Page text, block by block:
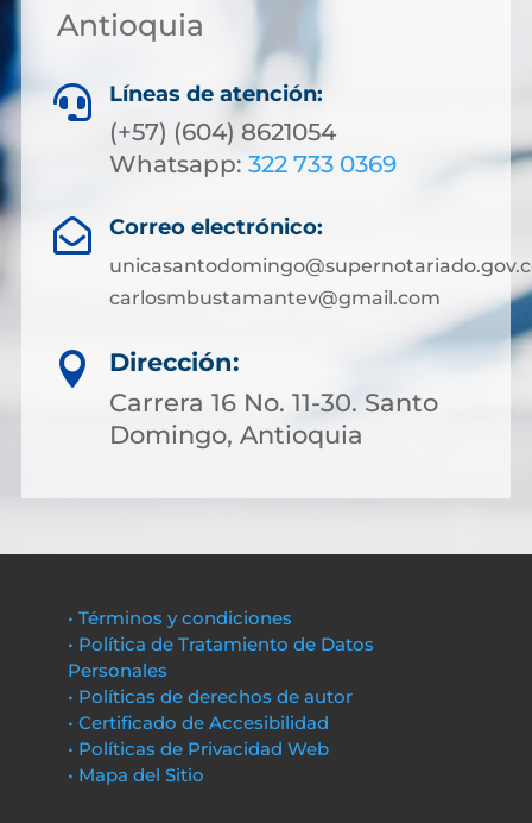
Antioquia
 Líneas de atención:
(+57) (604) 8621054
Whatsapp: 322 733 0369
 Correo electrónico:
carlosmbustamantev@gmail.com

Dirección:
Carrera 16 No. 11-30. Santo
Domingo, Antioquia
• Términos y condiciones
• Política de Tratamiento de Datos
Personales
• Políticas de derechos de autor
• Certificado de Accesibilidad
• Políticas de Privacidad Web
• Mapa del Sitio